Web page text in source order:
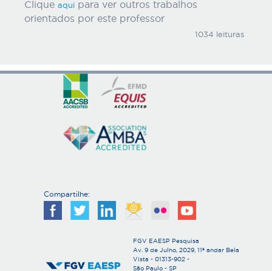
Clique aqui para ver outros trabalhos
orientados por este professor
1034 leituras
Compartilhe:
FGV EAESP Pesquisa
Av. 9 de Julho, 2029, 11º andar Bela
Vista - 01313-902 -
São Paulo - SP